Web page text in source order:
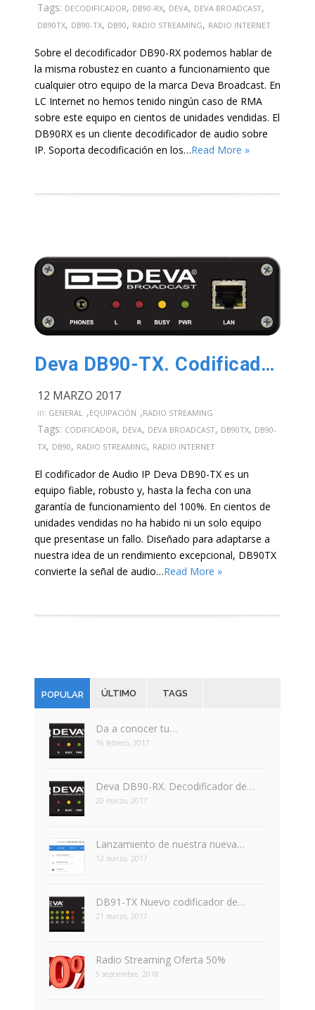
Tags: DECODIFICADOR, DB90-RX, DEVA, DEVA BROADCAST,
DB90TX, DB90-TX, DB90, RADIO STREAMING, RADIO INTERNET
Sobre el decodificador DB90-RX podemos hablar de
la misma robustez en cuanto a funcionamiento que
cualquier otro equipo de la marca Deva Broadcast. En
LC Internet no hemos tenido ningún caso de RMA
sobre este equipo en cientos de unidades vendidas. El
DB90RX es un cliente decodificador de audio sobre
IP. Soporta decodificación en los…Read More »
Deva DB90-TX. Codificador de Audio IP
12 MARZO 2017
in: GENERAL ,EQUIPACIÓN ,RADIO STREAMING
Tags: CODIFICADOR, DEVA, DEVA BROADCAST, DB90TX, DB90-
TX, DB90, RADIO STREAMING, RADIO INTERNET
El codificador de Audio IP Deva DB90-TX es un
equipo fiable, robusto y, hasta la fecha con una
garantía de funcionamiento del 100%. En cientos de
unidades vendidas no ha habido ni un solo equipo
que presentase un fallo. Diseñado para adaptarse a
nuestra idea de un rendimiento excepcional, DB90TX
convierte la señal de audio…Read More »
POPULAR ÚLTIMO TAGS
Da a conocer tu…
16 febrero, 2017
Deva DB90-RX. Decodificador de…
20 marzo, 2017
Lanzamiento de nuestra nueva…
12 marzo, 2017
DB91-TX Nuevo codificador de…
21 marzo, 2017
Radio Streaming Oferta 50%
5 septiembre, 2018